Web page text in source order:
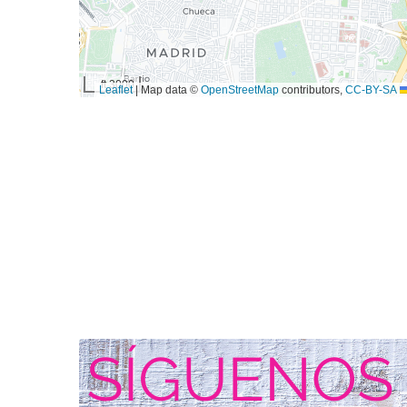
3000 ft|Map data © OpenStreetMap contributors, CC-BY-SA